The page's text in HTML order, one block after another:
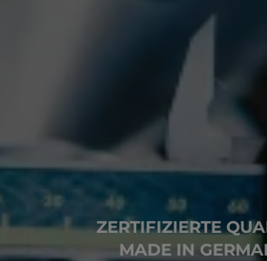
ZERTIFIZIERTE
MADE IN